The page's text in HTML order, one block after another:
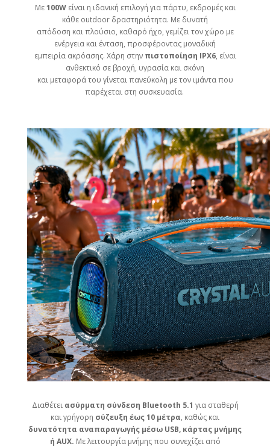
Με100Wείναι η ιδανική επιλογή για πάρτυ, εκδρομές και
κάθε outdoor δραστηριότητα. Με δυνατή
απόδοση και πλούσιο, καθαρό ήχο, γεμίζει τον χώρο με
ενέργεια και ένταση, προσφέροντας μοναδική
εμπειρία ακρόασης. Χάρη στην πιστοποίηση IPX6, είναι
ανθεκτικό σε βροχή, υγρασία και σκόνη
και μεταφορά του γίνεται πανεύκολη με τον ιμάντα που
παρέχεται στη συσκευασία.
Διαθέτει ασύρματη σύνδεση Bluetooth 5.1 για σταθερή
και γρήγορη σύζευξη έως 10 μέτρα, καθώς και
δυνατότητα αναπαραγωγής μέσω USB, κάρτας μνήμης
ή AUX. Με λειτουργία μνήμης που συνεχίζει από